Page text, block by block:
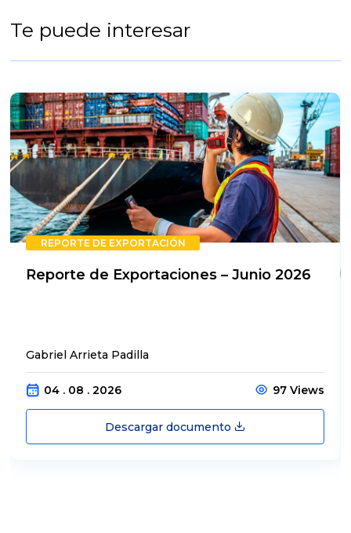
Te puede interesar
REPORTE DE EXPORTACIÓN
Reporte de Exportaciones – Junio 2026
Gabriel Arrieta Padilla
04 . 08 . 2026 97 Views
Descargar documento